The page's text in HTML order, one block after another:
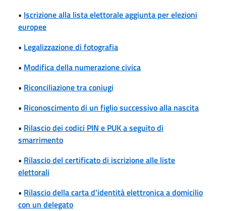
• Iscrizione alla lista elettorale aggiunta per elezioni
europee
• Legalizzazione di fotografia
• Modifica della numerazione civica
• Riconciliazione tra coniugi
• Riconoscimento di un figlio successivo alla nascita
• Rilascio dei codici PIN e PUK a seguito di
smarrimento
• Rilascio del certificato di iscrizione alle liste
elettorali
• Rilascio della carta d'identità elettronica a domicilio
con un delegato